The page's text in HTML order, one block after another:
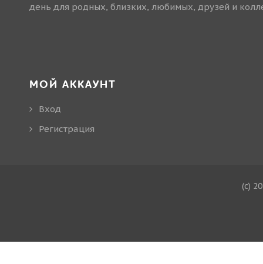
день для родных, близких, любимых, друзей и
МОЙ АККАУНТ
Вход
Регистрация
(c)